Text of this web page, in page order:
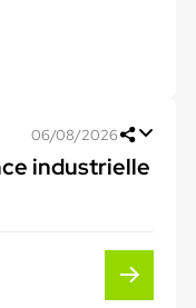
06/08/2026
industrielle